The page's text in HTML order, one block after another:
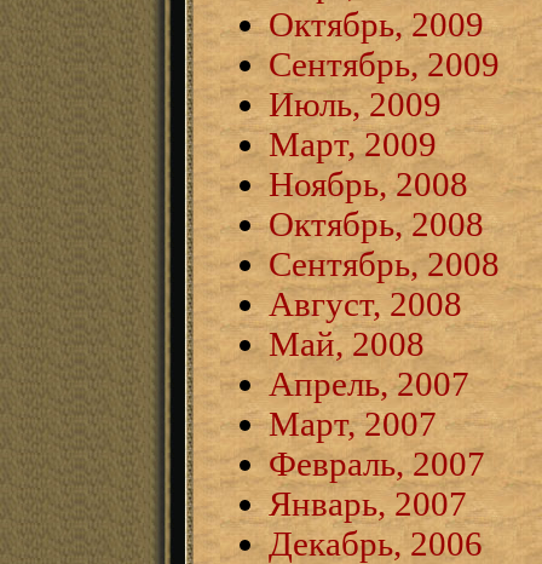
Октябрь, 2009
Сентябрь, 2009
Июль, 2009
Март, 2009
Ноябрь, 2008
Октябрь, 2008
Сентябрь, 2008
Август, 2008
Май, 2008
Апрель, 2007
Март, 2007
Февраль, 2007
Январь, 2007
Декабрь, 2006